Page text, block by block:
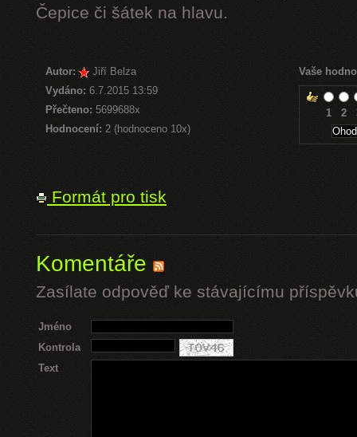
Čepice či šátek na hlavu.
Autor:
Jiří Belza
Vydáno: 6.7.2015 13:59
Přečteno: 5699688x
Hodnocení: 2 (hodnoceno 10x)
Vaše
1 2
Formát pro tisk
Komentáře
Zasílate odpověď ke stávajícímu
Jméno
Kontrola
Text